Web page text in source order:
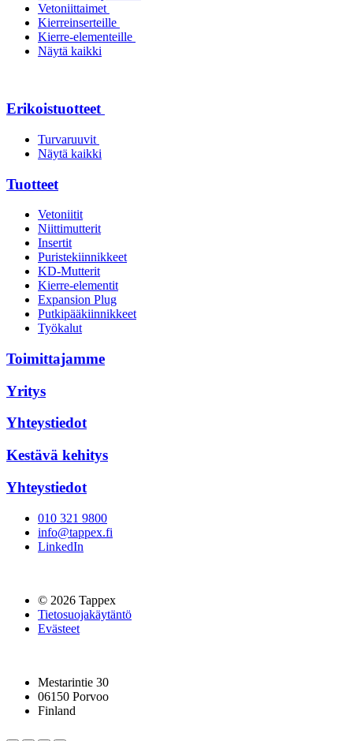
Vetoniittaimet
Kierreinserteille
Kierre-elementeille
Näytä kaikki
Erikoistuotteet
Turvaruuvit
Näytä kaikki
Tuotteet
Vetoniitit
Niittimutterit
Insertit
Puristekiinnikkeet
KD-Mutterit
Kierre-elementit
Expansion Plug
Putkipääkiinnikkeet
Työkalut
Toimittajamme
Yritys
Yhteystiedot
Kestävä kehitys
Yhteystiedot
010 321 9800
info@tappex.fi
LinkedIn
© 2026 Tappex
Tietosuojakäytäntö
Evästeet
Mestarintie 30
06150 Porvoo
Finland